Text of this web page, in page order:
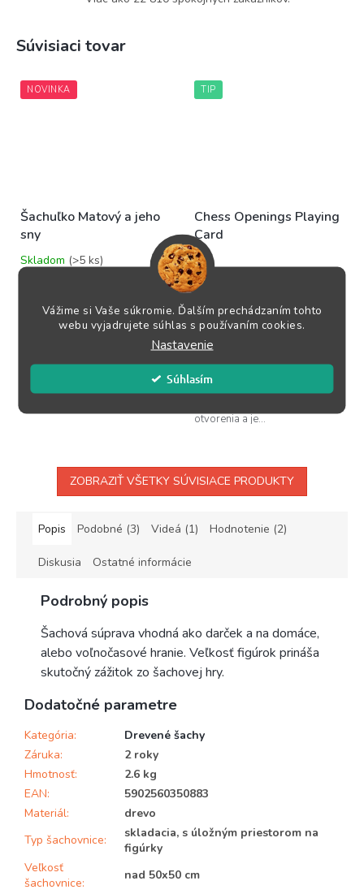
Vážime si Vaše súkromie. Ďalším prechádzaním tohto
webu vyjadrujete súhlas s používaním cookies.
Nastavenie
Súhlasím
Súvisiaci tovar
NOVINKA
Šachuľko Matový a jeho
sny
Priemerné
hviezdičiek.
Skladom (>5 ks)
DO KOŠÍKA
všetci malí šachisti na
TIP
Chess Openings Playing
Card
Skladom
5,95 €
DO KOŠÍKA
hracích kariet obsahuje
otvorenia a je...
ZOBRAZIŤ VŠETKY SÚVISIACE PRODUKTY
Popis Podobné (3) Videá (1) Hodnotenie (2)
Diskusia Ostatné informácie
Podrobný popis
Šachová súprava vhodná ako darček a na domáce,
alebo voľnočasové hranie. Veľkosť figúrok prináša
skutočný zážitok zo šachovej hry.
Dodatočné parametre
Kategória:
Drevené šachy
Záruka:
2 roky
Hmotnosť:
2.6 kg
EAN:
5902560350883
Materiál:
drevo
Typ šachovnice:
skladacia, s úložným priestorom na
figúrky
Veľkosť
šachovnice:
nad 50x50 cm